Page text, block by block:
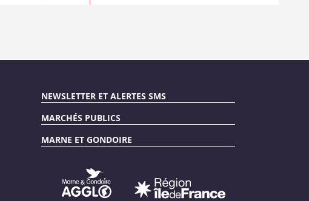
NEWSLETTER ET ALERTES SMS
MARCHÉS PUBLICS
MARNE ET GONDOIRE